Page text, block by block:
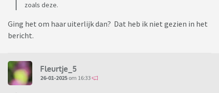
zoals deze.
Ging het om haar uiterlijk dan? Dat heb ik niet gezien in het
bericht.
Fleurtje_5
26-01-2025 om 16:33